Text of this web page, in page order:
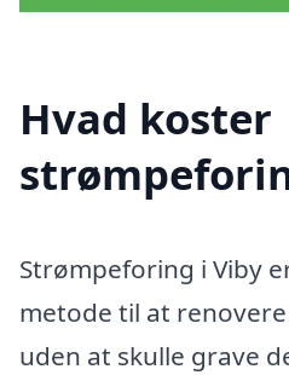
Hvad koster
Strømpeforing i Viby
metode til at
uden at skulle grave